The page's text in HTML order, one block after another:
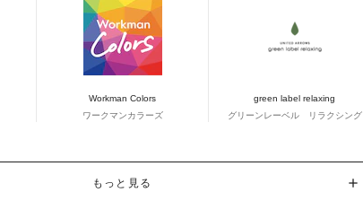
Workman Colors
ワークマンカラーズ
green label relaxing
グリーンレーベル リラクシング
もっと見る